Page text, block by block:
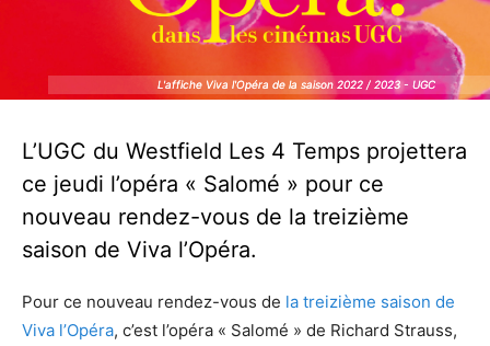
L'affiche Viva l'Opéra de la saison 2022 / 2023 - UGC
L'affiche Viva l'Opéra de la saison 2022 / 2023 - UGC
L’UGC du Westfield Les 4 Temps projettera
ce jeudi l’opéra « Salomé » pour ce
nouveau rendez-vous de la treizième
saison de Viva l’Opéra.
Pour ce nouveau rendez-vous de la treizième saison de
Viva l’Opéra, c’est l’opéra « Salomé » de Richard Strauss,